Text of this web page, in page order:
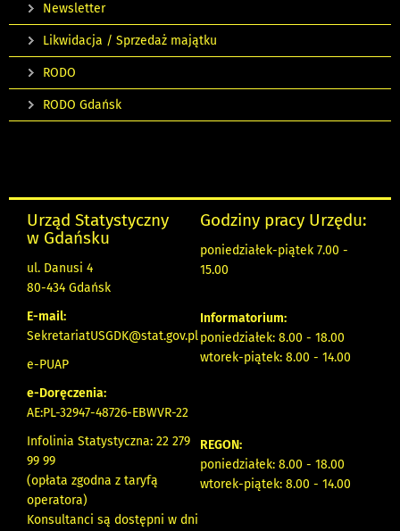
Newsletter
Likwidacja / Sprzedaż majątku
RODO
RODO Gdańsk
Urząd Statystyczny
w Gdańsku
ul. Danusi 4
80-434 Gdańsk
E-mail:
SekretariatUSGDK@stat.gov.pl
e-PUAP
e-Doręczenia:
AE:PL-32947-48726-EBWVR-22
Infolinia Statystyczna: 22 279
99 99
(opłata zgodna z taryfą
operatora)
Konsultanci są dostępni w dni
Godziny pracy Urzędu:
poniedziałek-piątek 7.00 -
15.00
Informatorium:
poniedziałek: 8.00 - 18.00
wtorek-piątek: 8.00 - 14.00
REGON:
poniedziałek: 8.00 - 18.00
wtorek-piątek: 8.00 - 14.00